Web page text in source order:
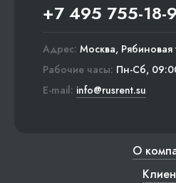
+7 495 755-18-
Адрес: Москва, Рябиновая
Рабочие часы: Пн-Сб,
E-mail: info@rusrent.su
О